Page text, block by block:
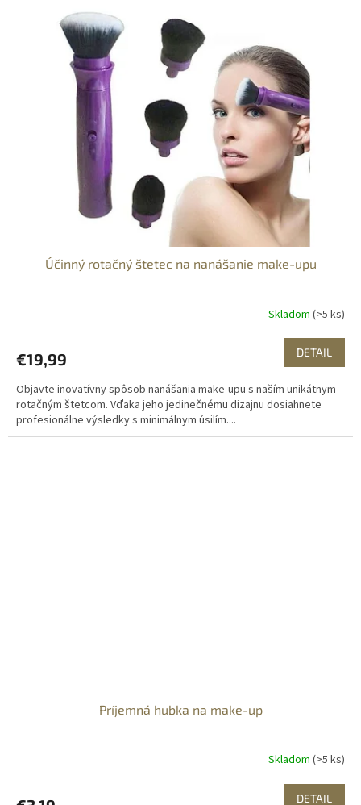
Účinný rotačný štetec na nanášanie make-upu
Skladom (>5 ks)
€19,99 DETAIL
Objavte inovatívny spôsob nanášania make-upu s naším unikátnym
rotačným štetcom. Vďaka jeho jedinečnému dizajnu dosiahnete
profesionálne výsledky s minimálnym úsilím....
Príjemná hubka na make-up
Skladom (>5 ks)
DETAIL